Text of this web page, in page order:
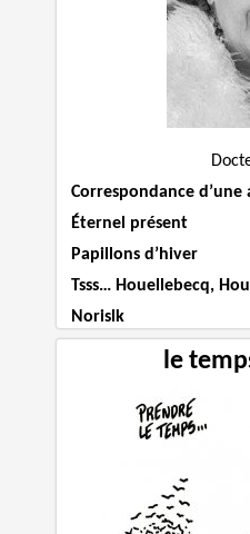
Correspondance
Éternel présent
Papillons d’hiver
Tsss… Houellebecq,
Norislk
le